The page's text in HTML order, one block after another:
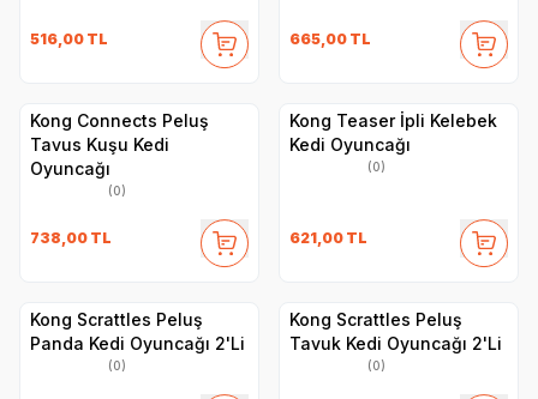
516,00 TL 665,00 TL
Kong Connects Peluş
Tavus Kuşu Kedi
Oyuncağı
(0)
738,00 TL
Kong Teaser İpli Kelebek
Kedi Oyuncağı
(0)
621,00 TL
Kong Scrattles Peluş
Panda Kedi Oyuncağı 2'Li
(0)
Kong Scrattles Peluş
Tavuk Kedi Oyuncağı 2'Li
(0)